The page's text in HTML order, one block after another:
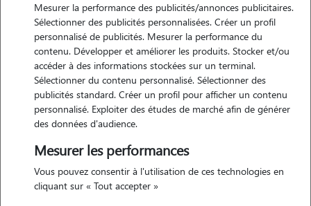
passionnée par les animaux depuis mon enfance, j'ai toujours
souhaité être à leur contact. je suis une personne calme et
observatrice, qui souhaite que les chiens et les chats que je garde
soient heureux avec de nombreuses parties de jeux, de caresses, de
promenades, mais également par les possibles soins qu'il faut leur
prodiguer pour qu'ils soient en bonne santé.
Expérience
ayant toujours voulu travailler auprès des animaux et plus
Mesurer la performance des publicités/annonces publicitaires.
Sélectionner des publicités personnalisées. Créer un profil
personnalisé de publicités. Mesurer la performance du
contenu. Développer et améliorer les produits. Stocker et/ou
accéder à des informations stockées sur un terminal.
Sélectionner du contenu personnalisé. Sélectionner des
publicités standard. Créer un profil pour afficher un contenu
personnalisé. Exploiter des études de marché afin de générer
des données d'audience.
Mesurer les performances
Vous pouvez consentir à l'utilisation de ces technologies en
cliquant sur « Tout accepter »